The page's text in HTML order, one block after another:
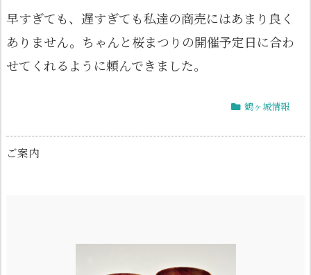
早すぎても、遅すぎても私達の商売にはあまり良く
ありません。ちゃんと桜まつりの開催予定日に合わ
せてくれるように頼んできました。
鶴ヶ城情報
ご案内